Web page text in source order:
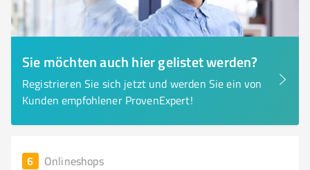
Sie möchten auch hier gelistet werden?
Registrieren Sie sich jetzt und werden Sie ein von
Kunden empfohlener ProvenExpert!
6 Onlineshops